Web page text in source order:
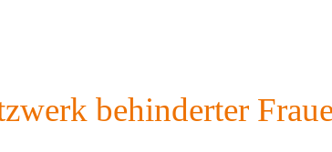
behinderter